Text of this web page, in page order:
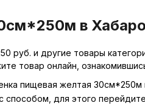
в
руб. и другие товары
товар онлайн,
пищевая желтая
для этого